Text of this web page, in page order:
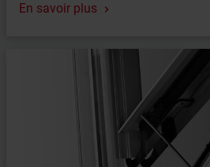
En savoir plus